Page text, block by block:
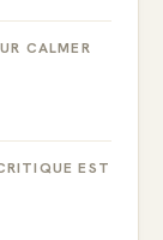
CALMER
EST